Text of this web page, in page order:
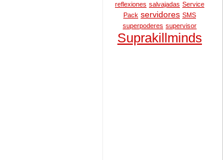
reflexiones salvajadas Service
Pack servidores SMS
superpoderes supervisor
Suprakillminds